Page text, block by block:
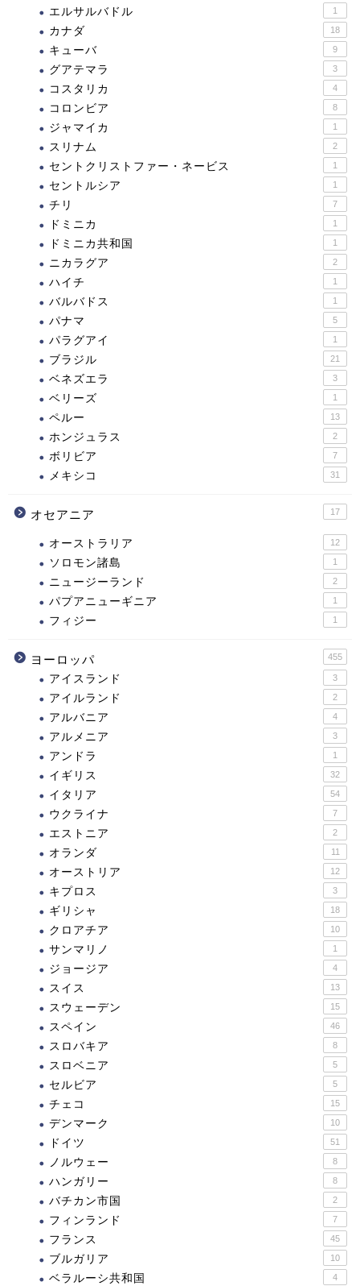
エルサルバドル 1
カナダ 18
キューバ 9
グアテマラ 3
コスタリカ 4
コロンビア 8
ジャマイカ 1
スリナム 2
セントクリストファー・ネービス 1
セントルシア 1
チリ 7
ドミニカ 1
ドミニカ共和国 1
ニカラグア 2
ハイチ 1
バルバドス 1
パナマ 5
パラグアイ 1
ブラジル 21
ベネズエラ 3
ベリーズ 1
ペルー 13
ホンジュラス 2
ボリビア 7
メキシコ 31
オセアニア 17
オーストラリア 12
ソロモン諸島 1
ニュージーランド 2
パプアニューギニア 1
フィジー 1
ヨーロッパ 455
アイスランド 3
アイルランド 2
アルバニア 4
アルメニア 3
アンドラ 1
イギリス 32
イタリア 54
ウクライナ 7
エストニア 2
オランダ 11
オーストリア 12
キプロス 3
ギリシャ 18
クロアチア 10
サンマリノ 1
ジョージア 4
スイス 13
スウェーデン 15
スペイン 46
スロバキア 8
スロベニア 5
セルビア 5
チェコ 15
デンマーク 10
ドイツ 51
ノルウェー 8
ハンガリー 8
バチカン市国 2
フィンランド 7
フランス 45
ブルガリア 10
ベラルーシ共和国 4